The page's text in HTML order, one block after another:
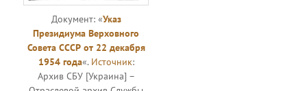
Документ: «Указ
Президиума Верховного
Совета СССР от 22 декабря
1954 года«. Источник:
Архив СБУ [Украина] –